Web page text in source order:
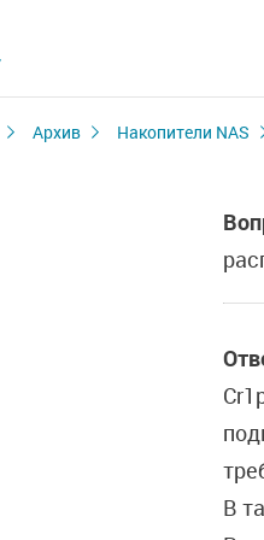
Архив Накопители NAS
В